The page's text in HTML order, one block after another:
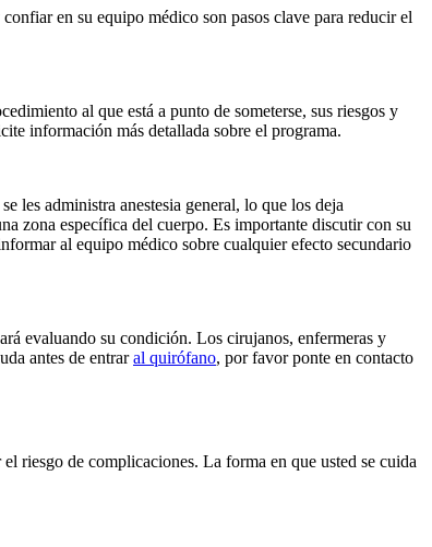
en su equipo médico son pasos clave para reducir el
al que está a punto de someterse, sus riesgos y
información más detallada sobre el programa.
les administra anestesia general, lo que los deja
zona específica del cuerpo. Es importante discutir con su
al equipo médico sobre cualquier efecto secundario
evaluando su condición. Los cirujanos, enfermeras y
antes de entraral quirófano, por favor ponte en contacto
riesgo de complicaciones. La forma en que usted se cuida